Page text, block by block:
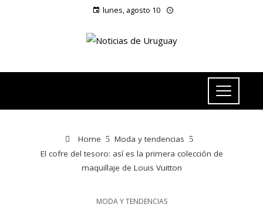
lunes, agosto 10
Home
Moda y tendencias
El cofre del tesoro: así es la primera colección de
maquillaje de Louis Vuitton
MODA Y TENDENCIAS